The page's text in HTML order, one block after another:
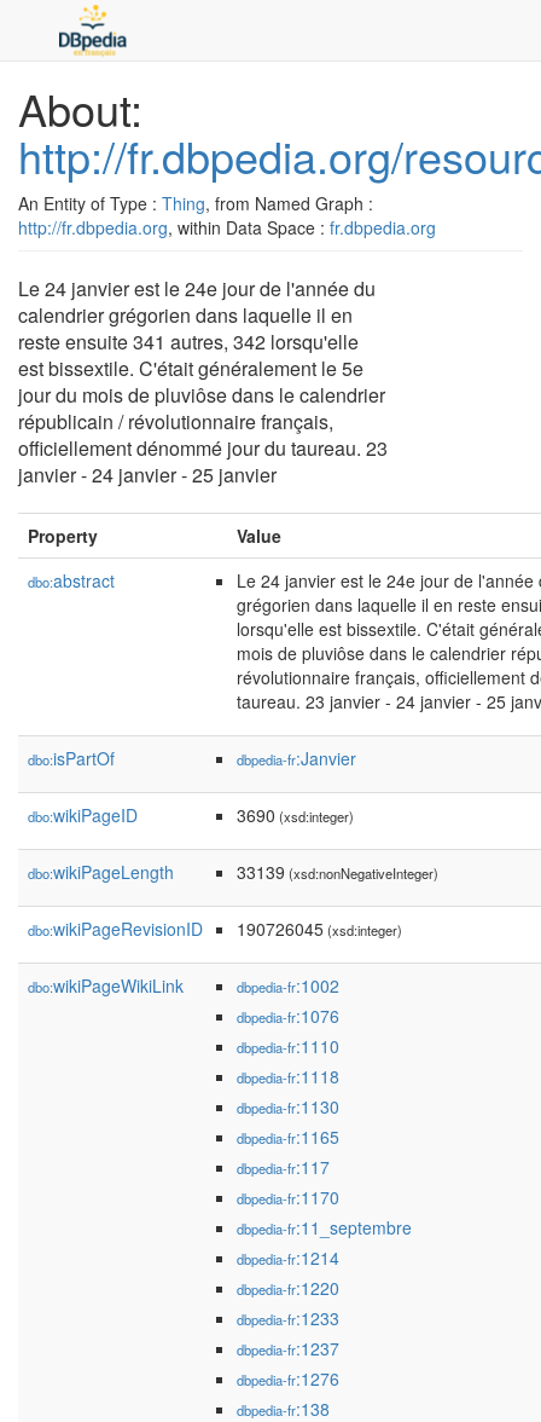
About:
http://fr.dbpedia.org/
An Entity of Type : Thing, from Named Graph :
http://fr.dbpedia.org, within Data Space : fr.dbpedia.org
Le 24 janvier est le 24e jour de l'année du
calendrier grégorien dans laquelle il en
reste ensuite 341 autres, 342 lorsqu'elle
est bissextile. C'était généralement le 5e
jour du mois de pluviôse dans le calendrier
républicain / révolutionnaire français,
officiellement dénommé jour du taureau. 23
janvier - 24 janvier - 25 janvier
Property Value
dbo:abstract
Le 24 janvier est le 24e jour de l'année
grégorien dans laquelle il en reste
lorsqu'elle est bissextile. C'était
mois de pluviôse dans le calendrier
révolutionnaire français, officiellement
taureau. 23 janvier - 24 janvier - 25
dbo:isPartOf dbpedia-fr:Janvier
dbo:wikiPageID 3690 (xsd:integer)
dbo:wikiPageLength 33139 (xsd:nonNegativeInteger)
dbo:wikiPageRevisionID 190726045(xsd:integer)
dbo:wikiPageWikiLink dbpedia-fr:1002
dbpedia-fr:1076
dbpedia-fr:1110
dbpedia-fr:1118
dbpedia-fr:1130
dbpedia-fr:1165
dbpedia-fr:117
dbpedia-fr:1170
dbpedia-fr:11_septembre
dbpedia-fr:1214
dbpedia-fr:1220
dbpedia-fr:1233
dbpedia-fr:1237
dbpedia-fr:1276
dbpedia-fr:138